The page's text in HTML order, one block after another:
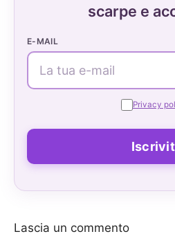
scarpe e
E-MAIL
Privacy
Lascia un commento